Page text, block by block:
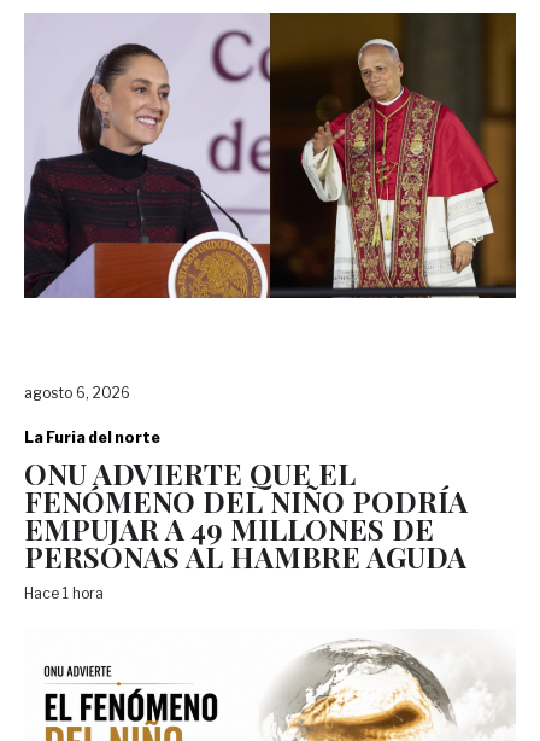
agosto 6, 2026
La Furia del norte
ONU ADVIERTE QUE EL
FENÓMENO DEL NIÑO PODRÍA
EMPUJAR A 49 MILLONES DE
PERSONAS AL HAMBRE AGUDA
Hace 1 hora